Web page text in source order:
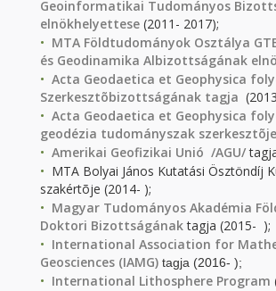
Geoinformatikai Tudományos
elnökhelyettese (2011- 2017);
MTA Földtudományok Osztálya
és Geodinamika Albizottságának
Acta Geodaetica et Geophysica
Szerkesztõbizottságának tagja
Acta Geodaetica et Geophysica
geodézia tudományszak szerkesztõje
Amerikai Geofizikai Unió /AGU/
MTA Bolyai János Kutatási Ösztöndíj
szakértõje (2014- );
Magyar Tudományos Akadémia
Doktori Bizottságánaktagja (2015- );
International Association for
Geosciences (IAMG) tagja (2016- );
International Lithosphere Program